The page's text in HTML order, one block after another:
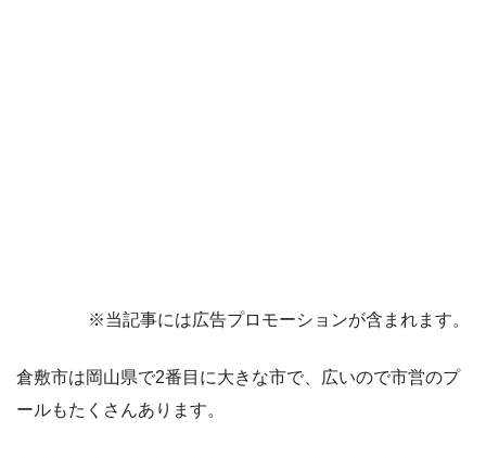
※当記事には広告プロモーションが含まれます。
倉敷市は岡山県で2番目に大きな市で、広いので市営のプ
ールもたくさんあります。